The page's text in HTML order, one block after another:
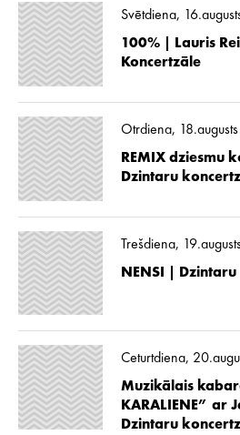
Svētdiena,
100% | Lauris
Koncertzāle
Otrdiena, 18.augusts
REMIX dziesmu
Dzintaru
Trešdiena,
NENSI |
Ceturtdiena,
Muzikālais
KARALIENE” ar
Dzintaru